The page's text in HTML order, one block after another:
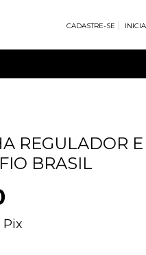
CADASTRE-SE
REGULADOR E
BRASIL
Pix